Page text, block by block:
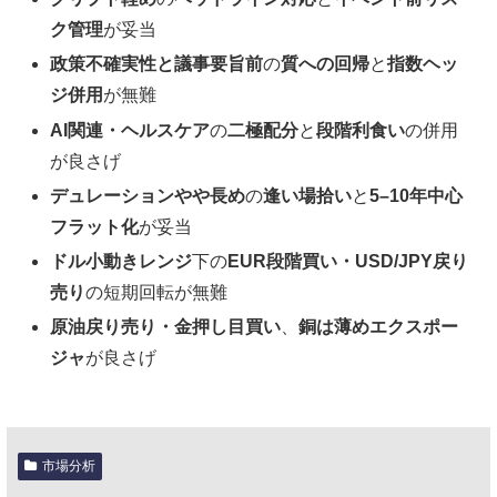
ク管理が妥当
政策不確実性と議事要旨前の質への回帰と指数ヘッ
ジ併用 が無難
AI関連・ヘルスケアの二極配分と段階利食いの併用
が良さげ
デュレーションやや長めの逢い場拾いと5–10年中心
フラット化が妥当
ドル小動きレンジ下のEUR段階買い・USD/JPY戻り
売りの短期回転が無難
原油戻り売り・金押し目買い 、銅は薄めエクスポー
ジャが良さげ
市場分析